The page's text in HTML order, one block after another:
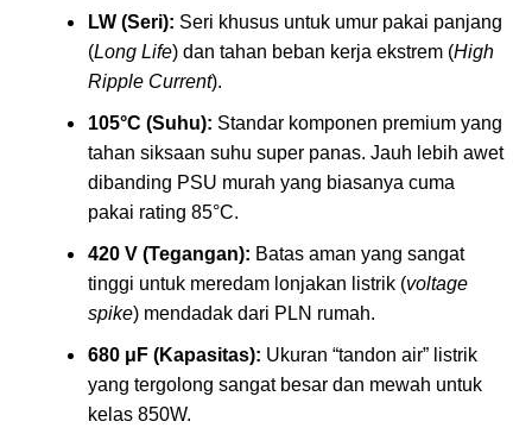
LW (Seri): Seri khusus untuk umur pakai panjang
(Long Life) dan tahan beban kerja ekstrem (High
Ripple Current).
105°C (Suhu): Standar komponen premium yang
tahan siksaan suhu super panas. Jauh lebih awet
dibanding PSU murah yang biasanya cuma
pakai rating 85°C.
420 V (Tegangan): Batas aman yang sangat
tinggi untuk meredam lonjakan listrik (voltage
spike) mendadak dari PLN rumah.
680 μF (Kapasitas): Ukuran “tandon air” listrik
yang tergolong sangat besar dan mewah untuk
kelas 850W.